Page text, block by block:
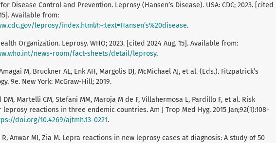
Disease Control and Prevention. Leprosy (Hansen’s Disease). USA: CDC; 2023. [cited
Available from:
leprosy/index.html#:~:text=Hansen’s%20disease.
Organization. Leprosy. WHO; 2023. [cited 2024 Aug. 15]. Available from:
news-room/fact-sheets/detail/leprosy.
M, Bruckner AL, Enk AH, Margolis DJ, McMichael AJ, et al. (Eds.). Fitzpatrick’s
9e. New York: McGraw-Hill; 2019.
DM, Martelli CM, Stefani MM, Maroja M de F, Villahermosa L, Pardillo F, et al. Risk
reactions in three endemic countries. Am J Trop Med Hyg. 2015 Jan;92(1):108-
doi.org/10.4269/ajtmh.13-0221.
R, Anwar MI, Zia M. Lepra reactions in new leprosy cases at diagnosis: A study of 50